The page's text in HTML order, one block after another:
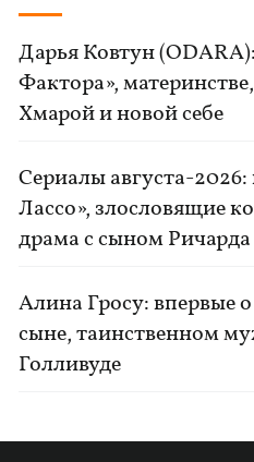
Дарья Ковтун
Фактора»,
Хмарой и новой себе
Сериалы августа-
Лассо», злословящие
драма с сыном
Алина Гросу: впервые
сыне, таинственном
Голливуде